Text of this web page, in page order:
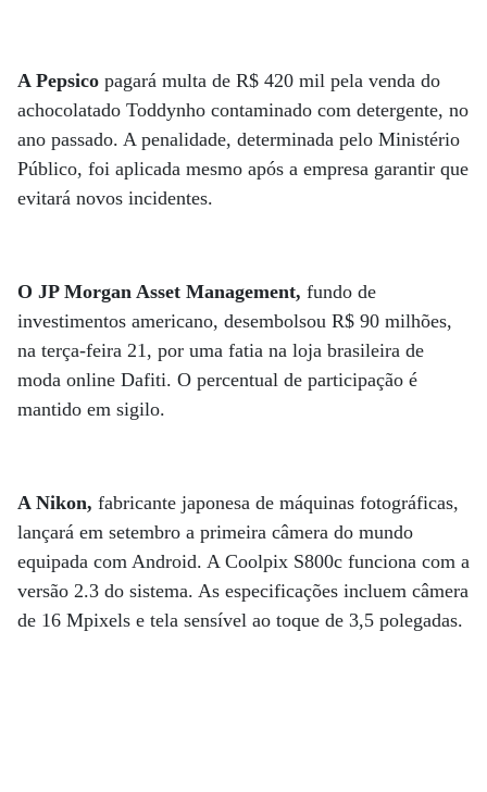
A Pepsico pagará multa de R$ 420 mil pela venda do
achocolatado Toddynho contaminado com detergente, no
ano passado. A penalidade, determinada pelo Ministério
Público, foi aplicada mesmo após a empresa garantir que
evitará novos incidentes.
O JP Morgan Asset Management, fundo de
investimentos americano, desembolsou R$ 90 milhões,
na terça-feira 21, por uma fatia na loja brasileira de
moda online Dafiti. O percentual de participação é
mantido em sigilo.
A Nikon, fabricante japonesa de máquinas fotográficas,
lançará em setembro a primeira câmera do mundo
equipada com Android. A Coolpix S800c funciona com a
versão 2.3 do sistema. As especificações incluem câmera
de 16 Mpixels e tela sensível ao toque de 3,5 polegadas.